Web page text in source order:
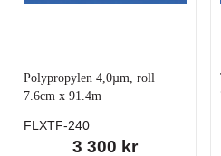
Polypropylen 4,0µm, roll
7.6cm x 91.4m
FLXTF-240
3 300 kr